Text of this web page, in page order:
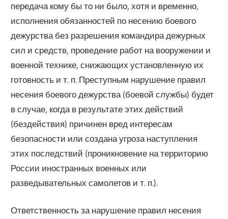
передача кому бы то ни было, хотя и временно,
исполнения обязанностей по несению боевого
дежурства без разрешения командира дежурных
сил и средств, проведение работ на вооружении и
военной технике, снижающих установленную их
готовность и т. п. Преступным нарушение правил
несения боевого дежурства (боевой службы) будет
в случае, когда в результате этих действий
(бездействия) причинен вред интересам
безопасности или создана угроза наступления
этих последствий (проникновение на территорию
России иностранных военных или
разведывательных самолетов и т. п.).
Ответственность за нарушение правил несения